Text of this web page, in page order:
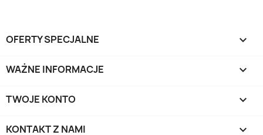
OFERTY SPECJALNE 
WAŻNE INFORMACJE 
TWOJE KONTO 
KONTAKT Z NAMI keyboard_arrow_down